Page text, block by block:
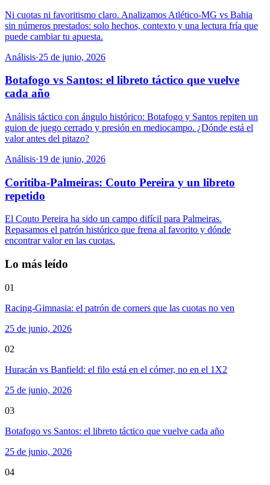
Ni cuotas ni favoritismo claro. Analizamos Atlético-MG vs Bahia
sin números prestados: solo hechos, contexto y una lectura fría que
puede cambiar tu apuesta.
Análisis·25 de junio, 2026
Botafogo vs Santos: el libreto táctico que vuelve
cada año
Análisis táctico con ángulo histórico: Botafogo y Santos repiten un
guion de juego cerrado y presión en mediocampo. ¿Dónde está el
valor antes del pitazo?
Análisis·19 de junio, 2026
Coritiba-Palmeiras: Couto Pereira y un libreto
repetido
El Couto Pereira ha sido un campo difícil para Palmeiras.
Repasamos el patrón histórico que frena al favorito y dónde
encontrar valor en las cuotas.
Lo más leído
01
Racing-Gimnasia: el patrón de corners que las cuotas no ven
25 de junio, 2026
02
Huracán vs Banfield: el filo está en el córner, no en el 1X2
25 de junio, 2026
03
Botafogo vs Santos: el libreto táctico que vuelve cada año
25 de junio, 2026
04